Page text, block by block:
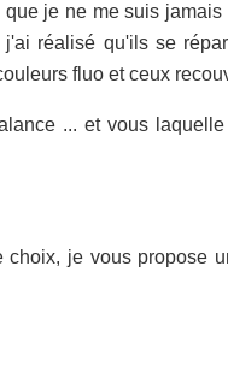
que je ne me suis
réalisé qu'ils se
fluo et ceux
... et vous
choix, je vous propose